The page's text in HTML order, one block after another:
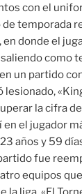
con el
temporada
donde el
como
un partido
la cifra
el jugador
años y 59
fue
equipos